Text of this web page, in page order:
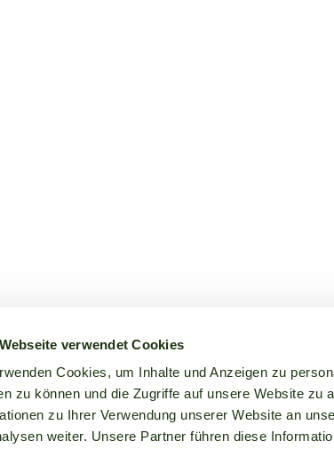
verwendet Cookies
Cookies, um Inhalte und Anzeigen zu
zu können und die Zugriffe auf unsere Website zu
zu Ihrer Verwendung unserer Website an
weiter. Unsere Partner führen diese